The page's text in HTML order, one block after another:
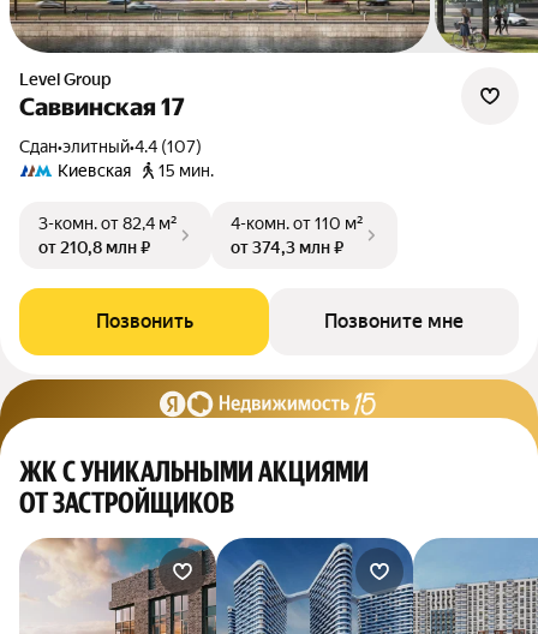
Level Group
Саввинская 17
Сдан•элитный•4.4 (107)
Киевская
15 мин.
3-комн.от 82,4 м²
от 210,8 млн ₽
4-комн.от 110 м²
от 374,3 млн ₽
Позвонить Позвоните мне
ЖК С УНИКАЛЬНЫМИ АКЦИЯМИ
ОТ ЗАСТРОЙЩИКОВ